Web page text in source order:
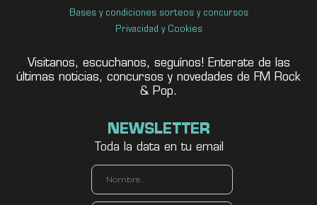
Bases y condiciones sorteos y concursos
Privacidad y Cookies
Visitanos, escuchanos, seguínos! Enterate de las
últimas noticias, concursos y novedades de FM Rock
& Pop.
NEWSLETTER
Toda la data en tu email